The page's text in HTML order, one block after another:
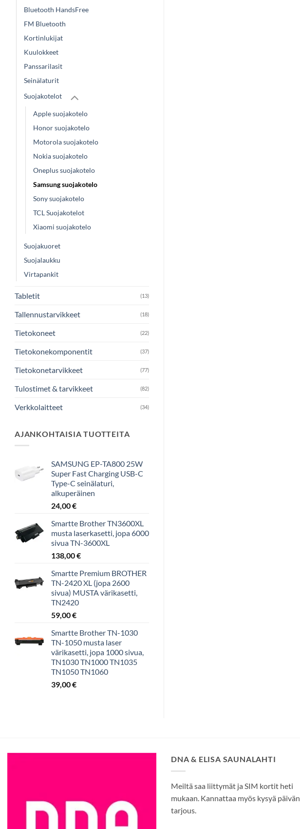
Bluetooth HandsFree
FM Bluetooth
Kortinlukijat
Kuulokkeet
Panssarilasit
Seinälaturit
Suojakotelot
Apple suojakotelo
Honor suojakotelo
Motorola suojakotelo
Nokia suojakotelo
Oneplus suojakotelo
Samsung suojakotelo
Sony suojakotelo
TCL Suojakotelot
Xiaomi suojakotelo
Suojakuoret
Suojalaukku
Virtapankit
Tabletit (13)
Tallennustarvikkeet (18)
Tietokoneet (22)
Tietokonekomponentit (37)
Tietokonetarvikkeet (77)
Tulostimet & tarvikkeet (82)
Verkkolaitteet (34)
AJANKOHTAISIA TUOTTEITA
SAMSUNG EP-TA800 25W
Super Fast Charging USB-C
Type-C seinälaturi,
alkuperäinen
24,00€
Smartte Brother TN3600XL
musta laserkasetti, jopa 6000
sivua TN-3600XL
138,00€
Smartte Premium BROTHER
TN-2420 XL (jopa 2600
sivua) MUSTA värikasetti,
TN2420
59,00€
Smartte Brother TN-1030
TN-1050 musta laser
värikasetti, jopa 1000 sivua,
TN1030 TN1000 TN1035
TN1050 TN1060
39,00€
DNA & ELISA SAUNALAHTI
Meiltä saa liittymät ja SIM kortit heti
mukaan. Kannattaa myös kysyä päivän
tarjous.